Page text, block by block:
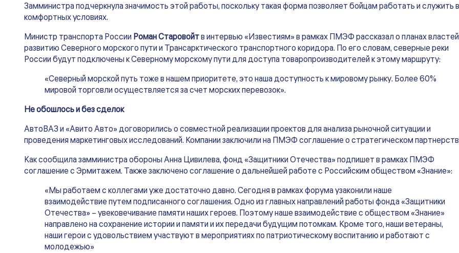
Замминистра подчеркнула значимость этой работы, поскольку такая форма позволяет бойцам работать и служить в
комфортных условиях.
Министр транспорта России Роман Старовойтв интервью «Известиям» в рамках ПМЭФ рассказал о планах
развитию Северного морского пути и Трансарктического транспортного коридора. По его словам, северные реки
России будут подключены к Северному морскому пути для доступа товаропроизводителей к этому маршруту:
«Северный морской путь тоже в нашем приоритете, это наша доступность к мировому рынку. Более 60%
мировой торговли осуществляется за счет морских перевозок».
Не обошлось и без сделок
АвтоВАЗ и «Авито Авто» договорились о совместной реализации проектов для анализа рыночной ситуации и
проведения маркетинговых исследований. Компании заключили на ПМЭФ соглашение о стратегическом
Как сообщила замминистра обороны Анна Цивилева, фонд «Защитники Отечества» подпишет в рамках ПМЭФ
соглашение с Эрмитажем. Также заключено соглашение о дальнейшей работе с Российским обществом «Знание»:
«Мы работаем с коллегами уже достаточно давно. Сегодня в рамках форума узаконили наше
взаимодействие путем подписанного соглашения. Одно из главных направлений работы фонда «Защитники
Отечества» – увековечивание памяти наших героев. Поэтому наше взаимодействие с обществом «Знание»
направлено на сохранение истории и памяти и их передачи будущим потомкам. Кроме того, наши ветераны,
наши герои с удовольствием участвуют в мероприятиях по патриотическому воспитанию и работают с
молодежью»